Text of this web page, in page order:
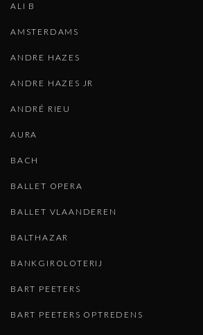
ALI B
AMSTERDAMS
ANDRE HAZES
ANDRE HAZES JR
ANDRÉ RIEU
AURA
BACH
BALLET OPERA
BALLET VLAANDEREN
BALTHAZAR
BANKGIROLOTERIJ
BART PEETERS
BART PEETERS OPTREDENS